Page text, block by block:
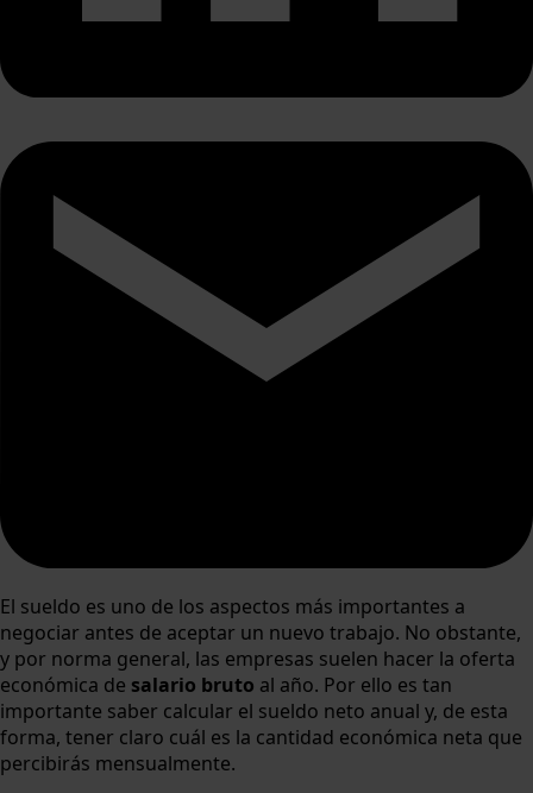
El sueldo es uno de los aspectos más importantes a
negociar antes de aceptar un nuevo trabajo. No obstante,
y por norma general, las empresas suelen hacer la oferta
económica de salario bruto al año. Por ello es tan
importante saber calcular el sueldo neto anual y, de esta
forma, tener claro cuál es la cantidad económica neta que
percibirás mensualmente.